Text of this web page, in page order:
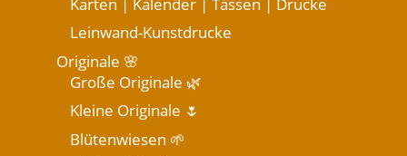
Leinwand-Kunstdrucke
Originale 🌸
Große Originale 🌿
Kleine Originale 🌷
Blütenwiesen 🌱